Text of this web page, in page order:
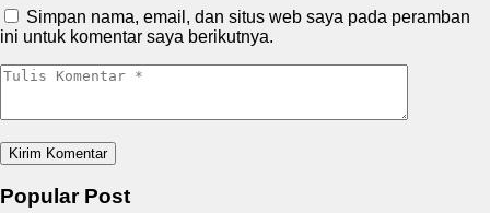
Simpan nama, email, dan situs web saya pada peramban
ini untuk komentar saya berikutnya.
Popular Post